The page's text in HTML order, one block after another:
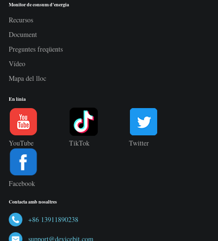
Monitor de consum d'energia
Recursos
Document
Preguntes freqüents
Vídeo
Mapa del lloc
En línia
YouTube TikTok Twitter
Facebook
Contacta amb nosaltres
+86 13911890238
support@devicebit.com